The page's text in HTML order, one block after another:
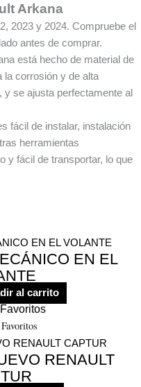
Arkana
2023 y 2024. Compruebe el
antes de comprar.
está hecho de material de
la corrosión y de alta
se ajusta perfectamente al
fácil de instalar, instalación
herramientas
y fácil de transportar, lo que
EN EL
al carrito
RENAULT